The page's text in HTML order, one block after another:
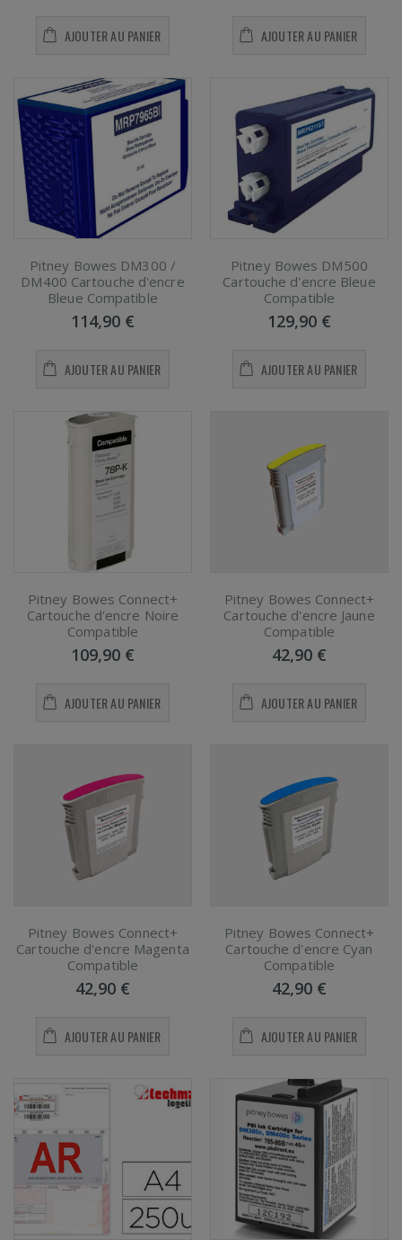
AJOUTER AU PANIER AJOUTER AU PANIER
Pitney Bowes DM300 /
DM400 Cartouche d'encre
Bleue Compatible
114,90 €
AJOUTER AU PANIER
Pitney Bowes DM500
Cartouche d'encre Bleue
Compatible
129,90 €
AJOUTER AU PANIER
Pitney Bowes Connect+
Cartouche d'encre Noire
Compatible
109,90 €
AJOUTER AU PANIER
Pitney Bowes Connect+
Cartouche d'encre Jaune
Compatible
42,90 €
AJOUTER AU PANIER
Pitney Bowes Connect+
Cartouche d'encre Magenta
Compatible
42,90 €
AJOUTER AU PANIER
Pitney Bowes Connect+
Cartouche d'encre Cyan
Compatible
42,90 €
AJOUTER AU PANIER